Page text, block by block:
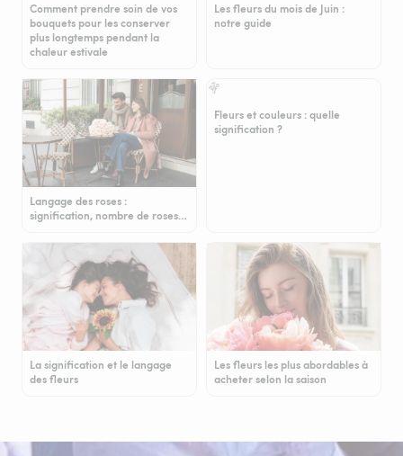
Comment prendre soin de vos
bouquets pour les conserver
plus longtemps pendant la
chaleur estivale
Les fleurs du mois de Juin :
notre guide
Langage des roses :
signification, nombre de roses…
Fleurs et couleurs : quelle
signification ?
La signification et le langage
des fleurs
Les fleurs les plus abordables à
acheter selon la saison